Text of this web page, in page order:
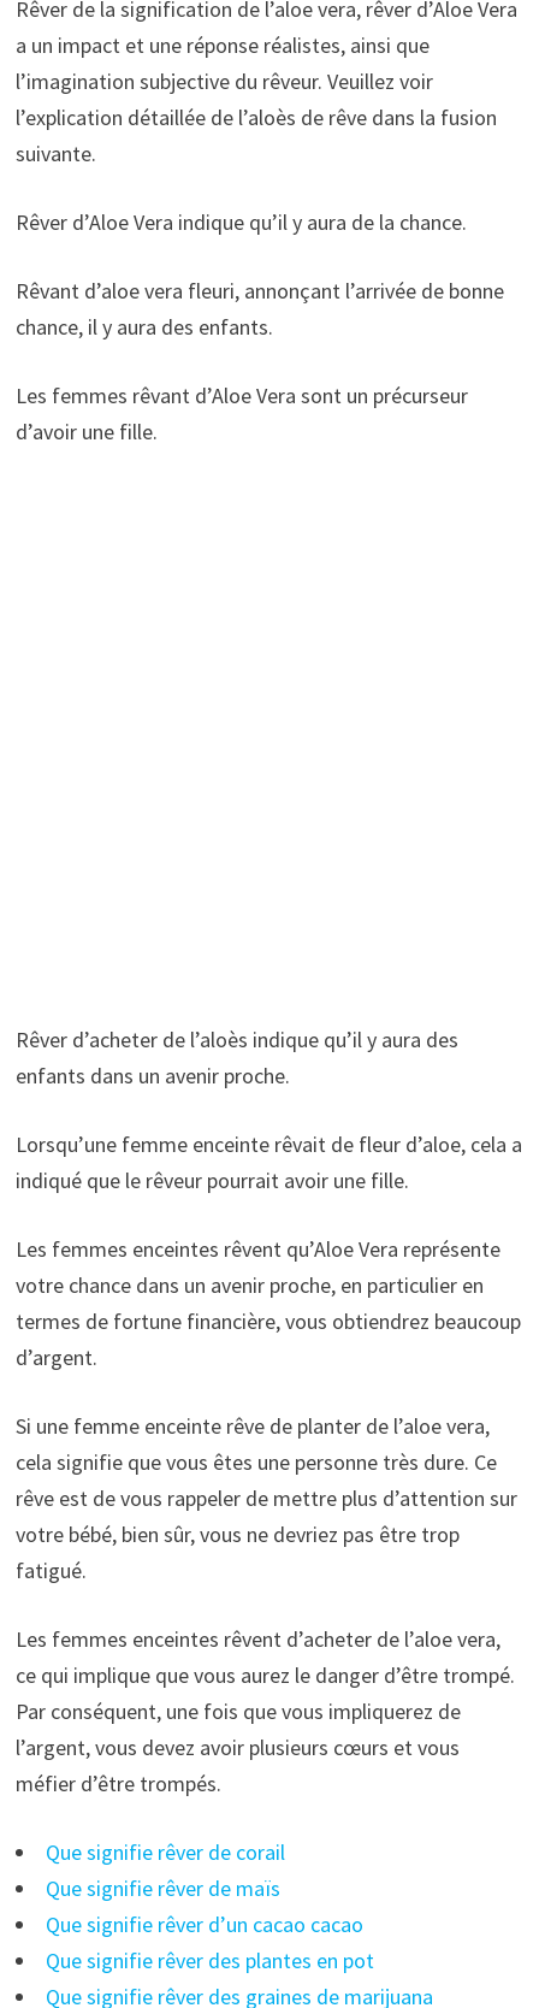
Rêver de la signification de l’aloe vera, rêver d’Aloe Vera
a un impact et une réponse réalistes, ainsi que
l’imagination subjective du rêveur. Veuillez voir
l’explication détaillée de l’aloès de rêve dans la fusion
suivante.
Rêver d’Aloe Vera indique qu’il y aura de la chance.
Rêvant d’aloe vera fleuri, annonçant l’arrivée de bonne
chance, il y aura des enfants.
Les femmes rêvant d’Aloe Vera sont un précurseur
d’avoir une fille.
Rêver d’acheter de l’aloès indique qu’il y aura des
enfants dans un avenir proche.
Lorsqu’une femme enceinte rêvait de fleur d’aloe, cela a
indiqué que le rêveur pourrait avoir une fille.
Les femmes enceintes rêvent qu’Aloe Vera représente
votre chance dans un avenir proche, en particulier en
termes de fortune financière, vous obtiendrez beaucoup
d’argent.
Si une femme enceinte rêve de planter de l’aloe vera,
cela signifie que vous êtes une personne très dure. Ce
rêve est de vous rappeler de mettre plus d’attention sur
votre bébé, bien sûr, vous ne devriez pas être trop
fatigué.
Les femmes enceintes rêvent d’acheter de l’aloe vera,
ce qui implique que vous aurez le danger d’être trompé.
Par conséquent, une fois que vous impliquerez de
l’argent, vous devez avoir plusieurs cœurs et vous
méfier d’être trompés.
Que signifie rêver de corail
Que signifie rêver de maïs
Que signifie rêver d’un cacao cacao
Que signifie rêver des plantes en pot
Que signifie rêver des graines de marijuana